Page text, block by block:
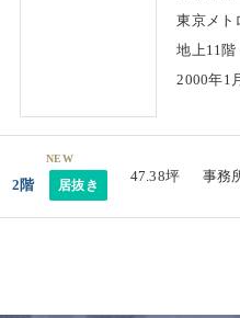
東京メト
地上11階
2000年1
NEW
2階 居抜き
47.38坪 事務